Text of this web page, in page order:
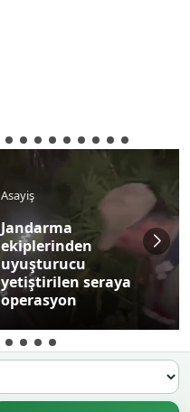
Asayiş
Hatay’da aranan 9
şahıs yakalandı